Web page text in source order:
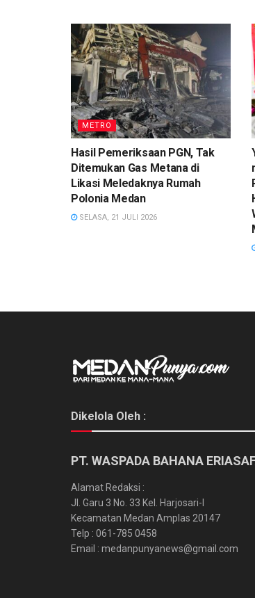
METRO
Hasil Pemeriksaan PGN, Tak
Ditemukan Gas Metana di
Likasi Meledaknya Rumah
Polonia Medan
SELASA, 21 JULI 2026
Dikelola Oleh :
PT. WASPADA BAHANA
Alamat Redaksi :
Jl. Garu 3 No. 33 Kel. Harjosari-I
Kecamatan Medan Amplas 20147
Telp : 061-785 0458
Email : medanpunyanews@gmail.com